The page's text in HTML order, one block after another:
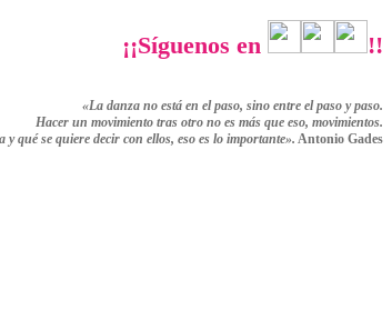
¡¡Síguenos en !!
«La danza no está en el paso, sino entre el paso y paso.
Hacer un movimiento tras otro no es más que eso, movimientos.
y qué se quiere decir con ellos, eso es lo importante». Antonio Gades